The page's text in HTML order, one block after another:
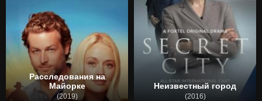
Расследования на
Майорке
(2019)
Неизвестный город
(2016)